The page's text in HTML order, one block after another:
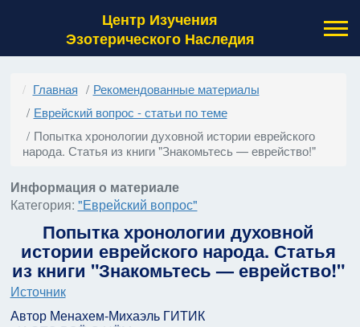
Центр Изучения
Эзотерического Наследия
Главная
Рекомендованные материалы
Еврейский вопрос - статьи по теме
Попытка хронологии духовной истории еврейского
народа. Статья из книги "Знакомьтесь — еврейство!"
Информация о материале
Категория: "Еврейский вопрос"
Попытка хронологии духовной
истории еврейского народа. Статья
из книги "Знакомьтесь — еврейство!"
Источник
Автор Менахем-Михаэль ГИТИК